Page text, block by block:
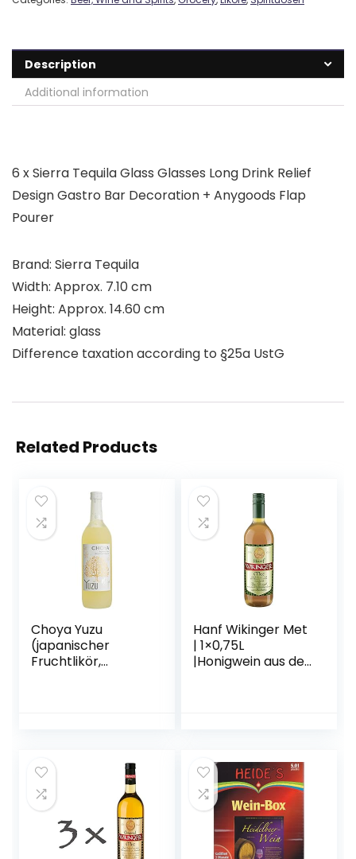
Description
Additional information
6 x Sierra Tequila Glass Glasses Long Drink Relief
Design Gastro Bar Decoration + Anygoods Flap
Pourer
Brand: Sierra Tequila
Width: Approx. 7.10 cm
Height: Approx. 14.60 cm
Material: glass
Difference taxation according to §25a UstG
Related Products
Choya Yuzu
(japanischer
Fruchtlikör,
Hanf Wikinger Met
| 1×0,75L
|Honigwein aus der